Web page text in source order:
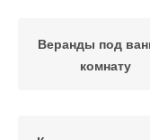
Веранды под
комнату